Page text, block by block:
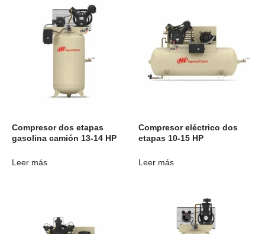
Compresor dos etapas
gasolina camión 13-14 HP
Leer más
Compresor eléctrico dos
etapas 10-15 HP
Leer más